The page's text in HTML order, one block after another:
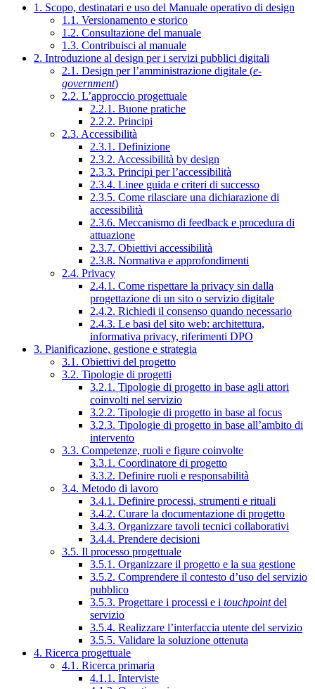
1. Scopo, destinatari e uso del Manuale operativo di design
1.1. Versionamento e storico
1.2. Consultazione del manuale
1.3. Contribuisci al manuale
2. Introduzione al design per i servizi pubblici digitali
2.1. Design per l’amministrazione digitale (e-
government)
2.2. L’approccio progettuale
2.2.1. Buone pratiche
2.2.2. Principi
2.3. Accessibilità
2.3.1. Definizione
2.3.2. Accessibilità by design
2.3.3. Principi per l’accessibilità
2.3.4. Linee guida e criteri di successo
2.3.5. Come rilasciare una dichiarazione di
accessibilità
2.3.6. Meccanismo di feedback e procedura di
attuazione
2.3.7. Obiettivi accessibilità
2.3.8. Normativa e approfondimenti
2.4. Privacy
2.4.1. Come rispettare la privacy sin dalla
progettazione di un sito o servizio digitale
2.4.2. Richiedi il consenso quando necessario
2.4.3. Le basi del sito web: architettura,
informativa privacy, riferimenti DPO
3. Pianificazione, gestione e strategia
3.1. Obiettivi del progetto
3.2. Tipologie di progetti
3.2.1. Tipologie di progetto in base agli attori
coinvolti nel servizio
3.2.2. Tipologie di progetto in base al focus
3.2.3. Tipologie di progetto in base all’ambito di
intervento
3.3. Competenze, ruoli e figure coinvolte
3.3.1. Coordinatore di progetto
3.3.2. Definire ruoli e responsabilità
3.4. Metodo di lavoro
3.4.1. Definire processi, strumenti e rituali
3.4.2. Curare la documentazione di progetto
3.4.3. Organizzare tavoli tecnici collaborativi
3.4.4. Prendere decisioni
3.5. Il processo progettuale
3.5.1. Organizzare il progetto e la sua gestione
3.5.2. Comprendere il contesto d’uso del servizio
pubblico
3.5.3. Progettare i processi e i touchpointdel
servizio
3.5.4. Realizzare l’interfaccia utente del servizio
3.5.5. Validare la soluzione ottenuta
4. Ricerca progettuale
4.1. Ricerca primaria
4.1.1. Interviste